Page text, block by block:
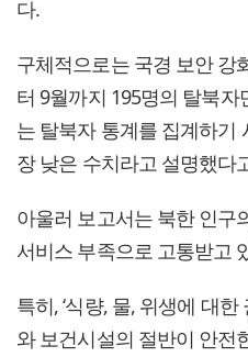
다.
구체적으로는 국경 보안 강
터 9월까지 195명의 탈북
는 탈북자 통계를 집계하기
장 낮은 수치라고 설명했다
아울러 보고서는 북한 인구
서비스 부족으로 고통받고
특히, ‘식량, 물, 위생에 대
와 보건시설의 절반이 안전